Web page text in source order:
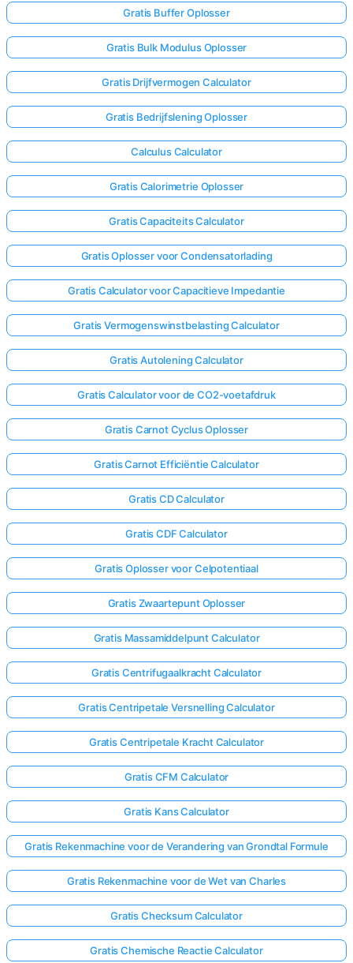
Gratis Buffer Oplosser
Gratis Bulk Modulus Oplosser
Gratis Drijfvermogen Calculator
Gratis Bedrijfslening Oplosser
Calculus Calculator
Gratis Calorimetrie Oplosser
Gratis Capaciteits Calculator
Gratis Oplosser voor Condensatorlading
Gratis Calculator voor Capacitieve Impedantie
Gratis Vermogenswinstbelasting Calculator
Gratis Autolening Calculator
Gratis Calculator voor de CO2-voetafdruk
Gratis Carnot Cyclus Oplosser
Gratis Carnot Efficiëntie Calculator
Gratis CD Calculator
Gratis CDF Calculator
Gratis Oplosser voor Celpotentiaal
Gratis Zwaartepunt Oplosser
Gratis Massamiddelpunt Calculator
Gratis Centrifugaalkracht Calculator
Gratis Centripetale Versnelling Calculator
Gratis Centripetale Kracht Calculator
Gratis CFM Calculator
Gratis Kans Calculator
Gratis Rekenmachine voor de Verandering van Grondtal Formule
Gratis Rekenmachine voor de Wet van Charles
Gratis Checksum Calculator
Gratis Chemische Reactie Calculator